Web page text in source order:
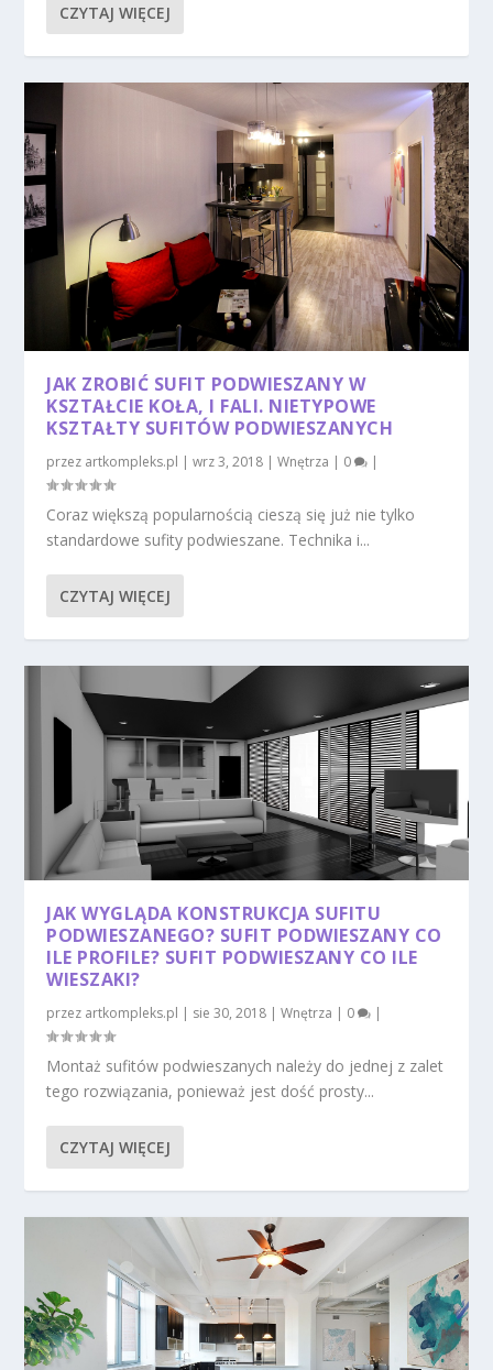
CZYTAJ WIĘCEJ
JAK ZROBIĆ SUFIT PODWIESZANY W
KSZTAŁCIE KOŁA, I FALI. NIETYPOWE
KSZTAŁTY SUFITÓW PODWIESZANYCH
przez artkompleks.pl |wrz 3, 2018 |Wnętrza | 0 |
Coraz większą popularnością cieszą się już nie tylko
standardowe sufity podwieszane. Technika i...
CZYTAJ WIĘCEJ
JAK WYGLĄDA KONSTRUKCJA SUFITU
PODWIESZANEGO? SUFIT PODWIESZANY CO
ILE PROFILE? SUFIT PODWIESZANY CO ILE
WIESZAKI?
przez artkompleks.pl | sie 30, 2018 |Wnętrza | 0 |
Montaż sufitów podwieszanych należy do jednej z zalet
tego rozwiązania, ponieważ jest dość prosty...
CZYTAJ WIĘCEJ